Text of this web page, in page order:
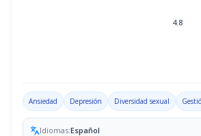
4.8
Ansiedad Depresión Diversidad sexual
Idiomas:Español